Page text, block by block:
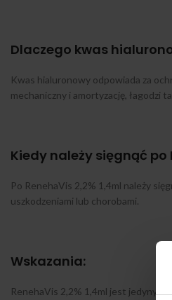
Dlaczego kwas
Kwas hialuronowy odpowiada za
mechaniczny i amortyzację, łagodzi
Kiedy należy sięgnąć po
Po RenehaVis 2,2% 1,4ml należy
uszkodzeniami lub chorobami.
Wskazania:
RenehaVis 2,2% 1,4ml jest